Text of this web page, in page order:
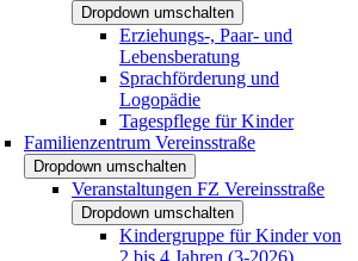
Dropdown umschalten
Erziehungs-, Paar- und
Lebensberatung
Sprachförderung und
Logopädie
Tagespflege für Kinder
Familienzentrum Vereinsstraße
Dropdown umschalten
Veranstaltungen FZ Vereinsstraße
Dropdown umschalten
Kindergruppe für Kinder von
2 bis 4 Jahren (3-2026)